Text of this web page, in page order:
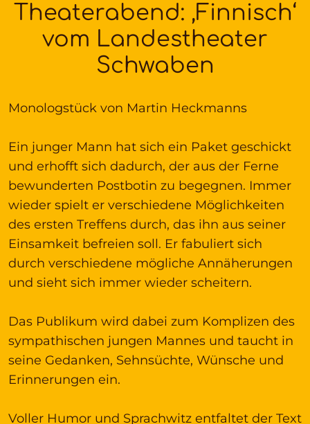
Theaterabend: ‚Finnisch‘
vom Landestheater
Schwaben
Monologstück von Martin Heckmanns
Ein junger Mann hat sich ein Paket geschickt
und erhofft sich dadurch, der aus der Ferne
bewunderten Postbotin zu begegnen. Immer
wieder spielt er verschiedene Möglichkeiten
des ersten Treffens durch, das ihn aus seiner
Einsamkeit befreien soll. Er fabuliert sich
durch verschiedene mögliche Annäherungen
und sieht sich immer wieder scheitern.
Das Publikum wird dabei zum Komplizen des
sympathischen jungen Mannes und taucht in
seine Gedanken, Sehnsüchte, Wünsche und
Erinnerungen ein.
Voller Humor und Sprachwitz entfaltet der Text